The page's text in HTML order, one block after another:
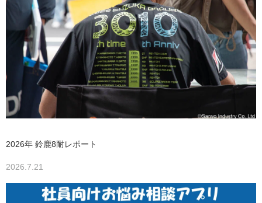
2026年 鈴鹿8耐レポート
2026.7.21